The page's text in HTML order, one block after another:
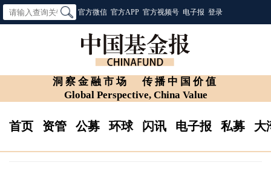
官方微信 官方APP 官方视频号 电子报 登录
洞察金融市场
传播中国价值
Global Perspective, China Value
首页 资管 公募 环球 闪讯 电子报 私募 大